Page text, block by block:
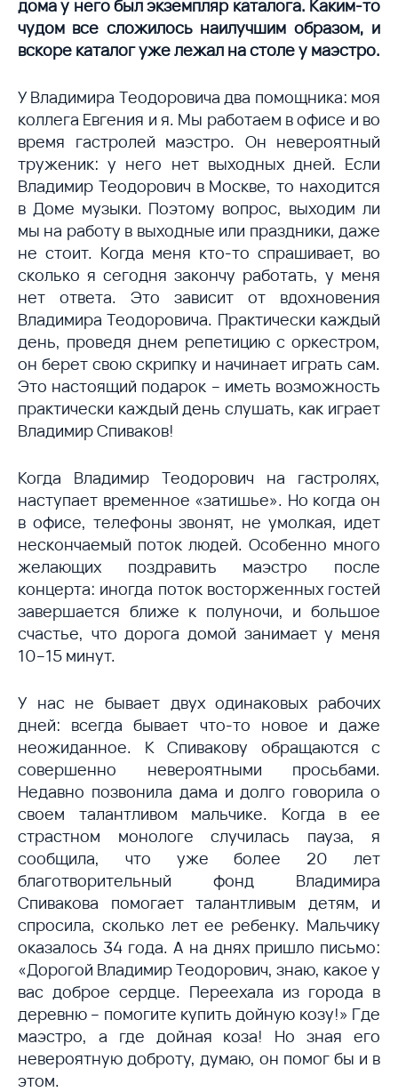
дома у него был экземпляр каталога. Каким-то
чудом все сложилось наилучшим образом, и
вскоре каталог уже лежал на столе у маэстро.
У Владимира Теодоровича два помощника: моя
коллега Евгения и я. Мы работаем в офисе и во
время гастролей маэстро. Он невероятный
труженик: у него нет выходных дней. Если
Владимир Теодорович в Москве, то находится
в Доме музыки. Поэтому вопрос, выходим ли
мы на работу в выходные или праздники, даже
не стоит. Когда меня кто-то спрашивает, во
сколько я сегодня закончу работать, у меня
нет ответа. Это зависит от вдохновения
Владимира Теодоровича. Практически каждый
день, проведя днем репетицию с оркестром,
он берет свою скрипку и начинает играть сам.
Это настоящий подарок – иметь возможность
практически каждый день слушать, как играет
Владимир Спиваков!
Когда Владимир Теодорович на гастролях,
наступает временное «затишье». Но когда он
в офисе, телефоны звонят, не умолкая, идет
нескончаемый поток людей. Особенно много
желающих поздравить маэстро после
концерта: иногда поток восторженных гостей
завершается ближе к полуночи, и большое
счастье, что дорога домой занимает у меня
10–15 минут.
У нас не бывает двух одинаковых рабочих
дней: всегда бывает что-то новое и даже
неожиданное. К Спивакову обращаются с
совершенно невероятными просьбами.
Недавно позвонила дама и долго говорила о
своем талантливом мальчике. Когда в ее
страстном монологе случилась пауза, я
сообщила, что уже более 20 лет
благотворительный фонд Владимира
Спивакова помогает талантливым детям, и
спросила, сколько лет ее ребенку. Мальчику
оказалось 34 года. А на днях пришло письмо:
«Дорогой Владимир Теодорович, знаю, какое у
вас доброе сердце. Переехала из города в
деревню – помогите купить дойную козу!» Где
маэстро, а где дойная коза! Но зная его
невероятную доброту, думаю, он помог бы и в
этом.